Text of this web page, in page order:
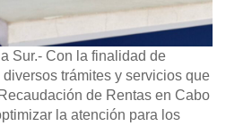
Sur.- Con la finalidad de
trámites y servicios que
de Rentas en Cabo
la atención para los